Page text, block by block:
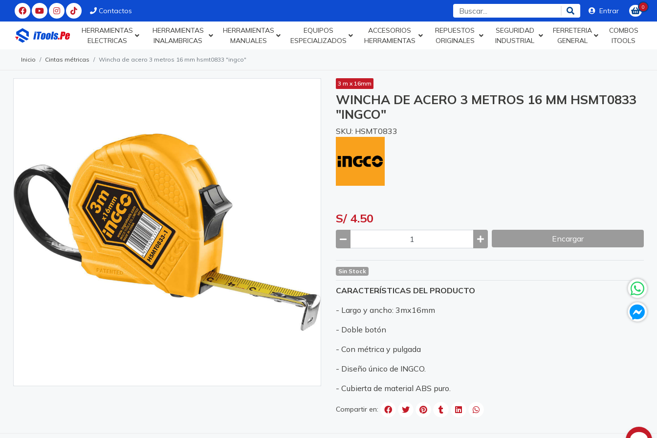
Contactos Entrar 0
HERRAMIENTAS
ELECTRICAS
HERRAMIENTAS
INALAMBRICAS
HERRAMIENTAS
MANUALES
EQUIPOS
ESPECIALIZADOS
ACCESORIOS
HERRAMIENTAS
REPUESTOS
ORIGINALES
SEGURIDAD
INDUSTRIAL
FERRETERIA
GENERAL
COMBOS
ITOOLS
Inicio Cintas métricas Wincha de acero 3 metros 16 mm hsmt0833 "ingco"
3 m x 16mm
WINCHA DE ACERO 3 METROS 16 MM HSMT0833
"INGCO"
SKU: HSMT0833
S/ 4.50
Encargar
Sin Stock
CARACTERÍSTICAS DEL PRODUCTO
- Largo y ancho: 3mx16mm
- Doble botón
- Con métrica y pulgada
- Diseño único de INGCO.
- Cubierta de material ABS puro.
Compartir en: